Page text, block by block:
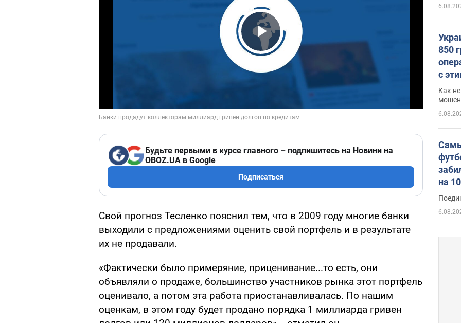
Play Video
Будьте первыми в курсе главного – подпишитесь на Новини на
OBOZ.UA в Google
Подписаться
Свой прогноз Тесленко пояснил тем, что в 2009 году многие банки
выходили с предложениями оценить свой портфель и в результате
их не продавали.
«Фактически было примеряние, приценивание...то есть, они
объявляли о продаже, большинство участников рынка этот портфель
оценивало, а потом эта работа приостанавливалась. По нашим
оценкам, в этом году будет продано порядка 1 миллиарда гривен
850
с
Как
на